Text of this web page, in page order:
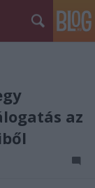
az